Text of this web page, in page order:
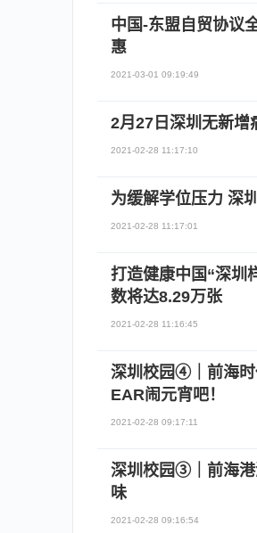
中国-东盟自贸协议
惠
2021-03-01 09:19:49
2月27日深圳无新增
2021-02-28 11:17:10
为缓解学位压力 深
2021-02-28 11:17:01
打造健康中国“深圳
数将达8.29万张
2021-02-28 11:16:45
深圳校园④｜前海时
EAR闹元宵吧！
2021-02-28 09:17:11
深圳校园③｜前海
味
2021-02-28 09:16:54